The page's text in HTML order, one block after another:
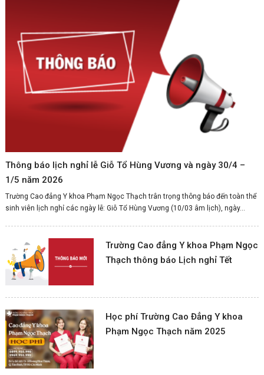
Thông báo lịch nghỉ lễ Giỗ Tổ Hùng Vương và ngày 30/4 –
1/5 năm 2026
Trường Cao đẳng Y khoa Phạm Ngọc Thạch trân trọng thông báo đến toàn thể
sinh viên lịch nghỉ các ngày lễ: Giỗ Tổ Hùng Vương (10/03 âm lịch), ngày...
Trường Cao đẳng Y khoa Phạm Ngọc
Thạch thông báo Lịch nghỉ Tết
Học phí Trường Cao Đẳng Y khoa
Phạm Ngọc Thạch năm 2025